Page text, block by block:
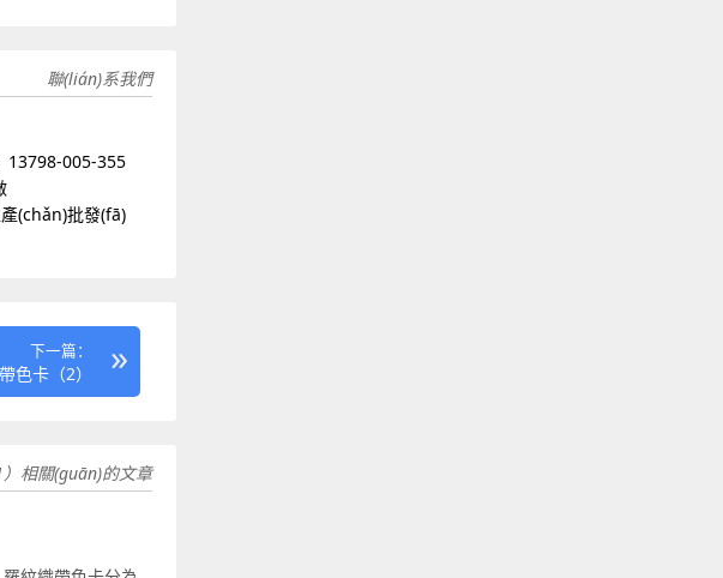
聯(lián)系我們
005-355
批發(fā)
下一篇：
色卡（2）
相關(guān)的文章